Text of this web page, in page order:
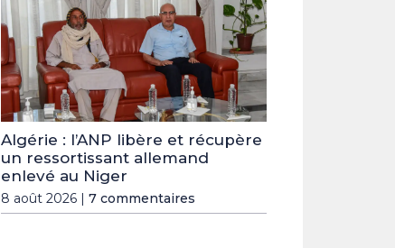
Algérie : l’ANP libère et récupère
un ressortissant allemand
enlevé au Niger
8 août 2026 | 7 commentaires